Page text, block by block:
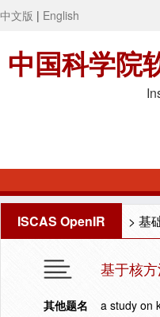
中文版 | English
中国科学院
ISCAS OpenIR > 基
基于核
其他题名 a study on